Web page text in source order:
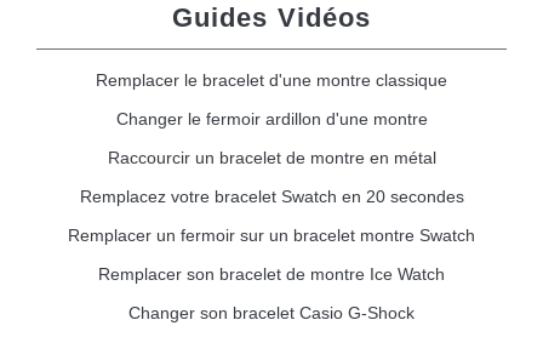
Guides Vidéos
Remplacer le bracelet d'une montre classique
Changer le fermoir ardillon d'une montre
Raccourcir un bracelet de montre en métal
Remplacez votre bracelet Swatch en 20 secondes
Remplacer un fermoir sur un bracelet montre Swatch
Remplacer son bracelet de montre Ice Watch
Changer son bracelet Casio G-Shock